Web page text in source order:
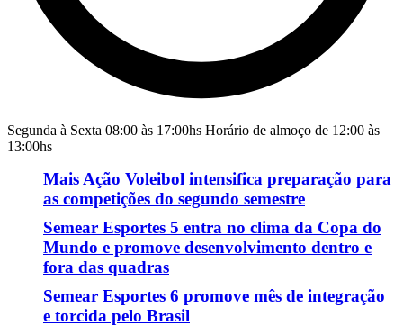
Segunda à Sexta 08:00 às 17:00hs Horário de almoço de 12:00 às
13:00hs
Mais Ação Voleibol intensifica preparação para
as competições do segundo semestre
Semear Esportes 5 entra no clima da Copa do
Mundo e promove desenvolvimento dentro e
fora das quadras
Semear Esportes 6 promove mês de integração
e torcida pelo Brasil